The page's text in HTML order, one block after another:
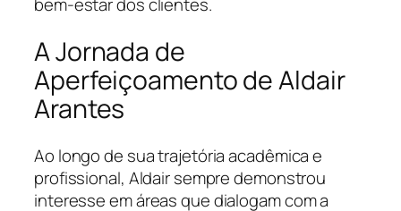
bem-estar dos clientes.
A Jornada de
Aperfeiçoamento de Aldair
Arantes
Ao longo de sua trajetória acadêmica e
profissional, Aldair sempre demonstrou
interesse em áreas que dialogam com a